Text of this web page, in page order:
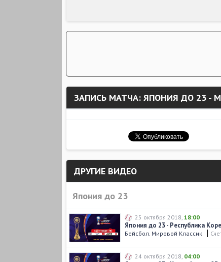
ЗАПИСЬ МАТЧА: ЯПОНИЯ ДО 23 -
ДРУГИЕ ВИДЕО
Япония до 23
25 октября 2018, 18:00
Япония до 23 - Республика
Бейсбол. Мировой Классик
24 октября 2018, 04:00